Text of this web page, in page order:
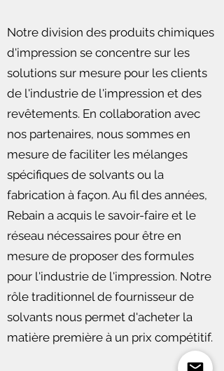
Notre division des produits chimiques
d'impression se concentre sur les
solutions sur mesure pour les clients
de l'industrie de l'impression et des
revêtements. En collaboration avec
nos partenaires, nous sommes en
mesure de faciliter les mélanges
spécifiques de solvants ou la
fabrication à façon. Au fil des années,
Rebain a acquis le savoir-faire et le
réseau nécessaires pour être en
mesure de proposer des formules
pour l'industrie de l'impression. Notre
rôle traditionnel de fournisseur de
solvants nous permet d'acheter la
matière première à un prix compétitif.